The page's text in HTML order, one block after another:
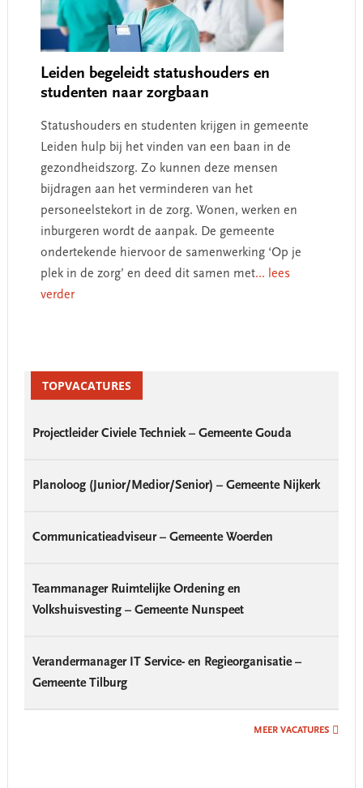
Leiden begeleidt statushouders en
studenten naar zorgbaan
Statushouders en studenten krijgen in gemeente
Leiden hulp bij het vinden van een baan in de
gezondheidszorg. Zo kunnen deze mensen
bijdragen aan het verminderen van het
personeelstekort in de zorg. Wonen, werken en
inburgeren wordt de aanpak. De gemeente
ondertekende hiervoor de samenwerking ‘Op je
plek in de zorg’ en deed dit samen met... lees
verder
SidebarTOPVACATURES
Projectleider Civiele Techniek – Gemeente Gouda
Planoloog (Junior/Medior/Senior) – Gemeente Nijkerk
Communicatieadviseur – Gemeente Woerden
Teammanager Ruimtelijke Ordening en
Volkshuisvesting – Gemeente Nunspeet
Verandermanager IT Service- en Regieorganisatie –
Gemeente Tilburg
MEER VACATURES